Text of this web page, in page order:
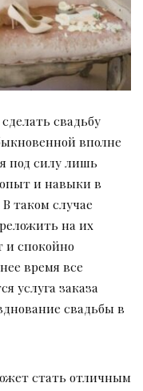
свадьбу
вполне
под силу лишь
и навыки в
таком случае
на их
и спокойно
время все
услуга заказа
свадьбы в
стать отличным